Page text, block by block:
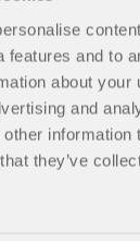
features and to
about your
and
information
they’ve
AL CARRO DE
COMPRA